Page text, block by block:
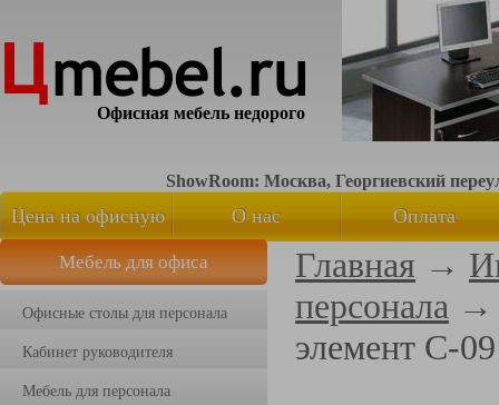
Офисная мебель недорого
ShowRoom: Москва, Георгиевский
Цена на офисную
мебель
О нас Оплата
Мебель для офиса
Офисные столы для персонала
Кабинет руководителя
Мебель для персонала
Главная →
персонала
элемент С-09